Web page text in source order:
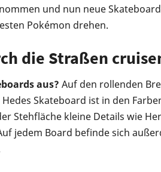
und nun neue
Pokémon drehen.
die Straßen
aus? Auf den rollenden
Skateboard ist in den
Stehfläche kleine Details wie
jedem Board befinde sich